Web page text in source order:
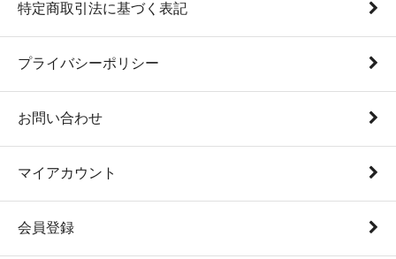
特定商取引法に基づく表記
プライバシーポリシー
お問い合わせ
マイアカウント
会員登録